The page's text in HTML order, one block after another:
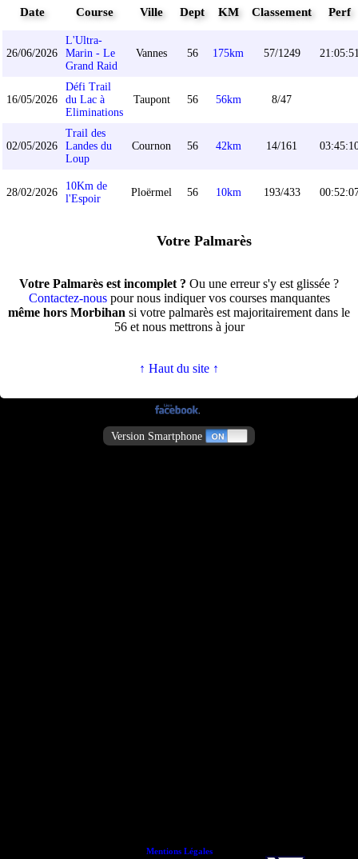
Date Course Ville Dept KM Classement Perf
26/06/2026
L'Ultra-
Marin - Le
Grand Raid
Vannes 56 175km 57/1249
16/05/2026
Défi Trail
du Lac à
Eliminations
Taupont 56 56km 8/47
02/05/2026
Trail des
Landes du
Loup
Cournon 56 42km 14/161
28/02/2026
10Km de
l'Espoir
Ploërmel 56 10km 193/433
Votre Palmarès
Votre Palmarès est incomplet ? Ou une erreur s'y est glissée ?
Contactez-nouspour nous indiquer vos courses manquantes
même hors Morbihan si votre palmarès est majoritairement dans le
56 et nous mettrons à jour
↑ Haut du site ↑
Version Smartphone
Mentions Légales